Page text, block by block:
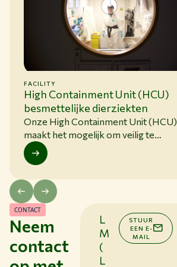
FACILITY
High Containment Unit (HCU)
besmettelijke dierziekten
Onze High Containment Unit (HCU)
maakt het mogelijk om veilig te
onderzoeken hoe infectieziekten
ontstaan, zich verspreiden en kunnen
Neem
contact
CONTACT
L
M
(
L
STUUR
EEN E-
MAIL